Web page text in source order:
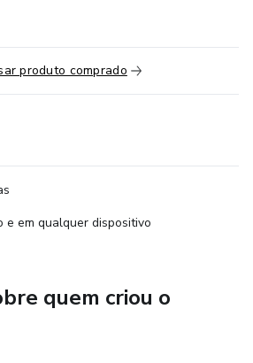
produto comprado
e em qualquer dispositivo
quem criou o